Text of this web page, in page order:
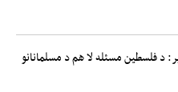
د فلسطین مسئله لا هم د مسلمانانو